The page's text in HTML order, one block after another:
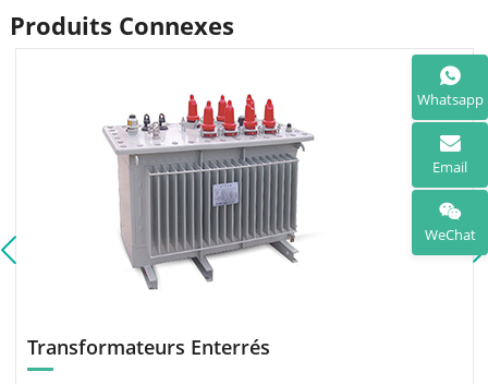
Produits Connexes
Transformateurs Enterrés
Whatsapp
Email
WeChat